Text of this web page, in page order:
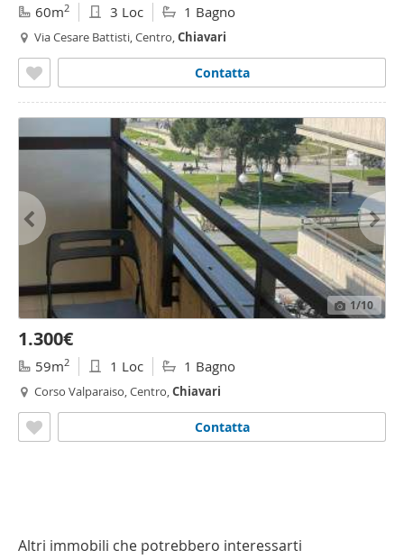
60m2 3 Loc 1 Bagno
Via Cesare Battisti, Centro,Chiavari
Contatta
1/10
1.300€
59m2 1 Loc 1 Bagno
Corso Valparaiso, Centro,Chiavari
Contatta
Altri immobili che potrebbero interessarti